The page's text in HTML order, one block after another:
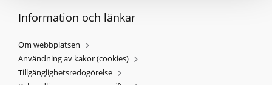
Information och länkar
Om webbplatsen
Användning av kakor (cookies)
Tillgänglighetsredogörelse